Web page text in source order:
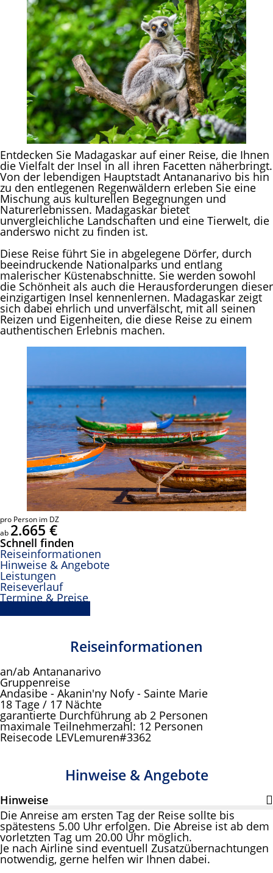
Entdecken Sie Madagaskar auf einer Reise, die Ihnen
die Vielfalt der Insel in all ihren Facetten näherbringt.
Von der lebendigen Hauptstadt Antananarivo bis hin
zu den entlegenen Regenwäldern erleben Sie eine
Mischung aus kulturellen Begegnungen und
Naturerlebnissen. Madagaskar bietet
unvergleichliche Landschaften und eine Tierwelt, die
anderswo nicht zu finden ist.
Diese Reise führt Sie in abgelegene Dörfer, durch
beeindruckende Nationalparks und entlang
malerischer Küstenabschnitte. Sie werden sowohl
die Schönheit als auch die Herausforderungen dieser
einzigartigen Insel kennenlernen. Madagaskar zeigt
sich dabei ehrlich und unverfälscht, mit all seinen
Reizen und Eigenheiten, die diese Reise zu einem
authentischen Erlebnis machen.
pro Person im DZ
ab 2.665 €
Schnell finden
Reiseinformationen
Hinweise & Angebote
Leistungen
Reiseverlauf
Termine & Preise
Reiseinformationen
an/ab Antananarivo
Gruppenreise
Andasibe - Akanin'ny Nofy - Sainte Marie
18 Tage / 17 Nächte
garantierte Durchführung ab 2 Personen
maximale Teilnehmerzahl: 12 Personen
Reisecode LEVLemuren#3362
Hinweise & Angebote
Hinweise
Die Anreise am ersten Tag der Reise sollte bis
spätestens 5.00 Uhr erfolgen. Die Abreise ist ab dem
vorletzten Tag um 20.00 Uhr möglich.
Je nach Airline sind eventuell Zusatzübernachtungen
notwendig, gerne helfen wir Ihnen dabei.